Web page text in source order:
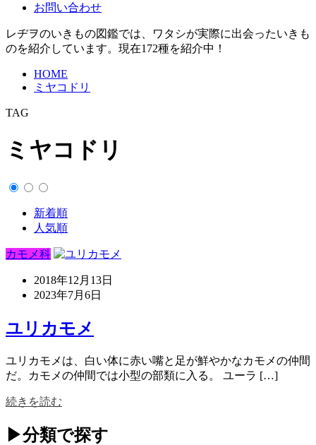
お問い合わせ
レヂヲのいきもの図鑑では、ワタシが実際に出会ったいきも
のを紹介しています。現在172種を紹介中！
HOME
ミヤコドリ
TAG
ミヤコドリ
新着順
人気順
カモメ科
2018年12月13日
2023年7月6日
ユリカモメ
ユリカモメは、白い体に赤い嘴と足が鮮やかなカモメの仲間
だ。カモメの仲間では小型の部類に入る。 ユーラ […]
続きを読む
▶分類で探す